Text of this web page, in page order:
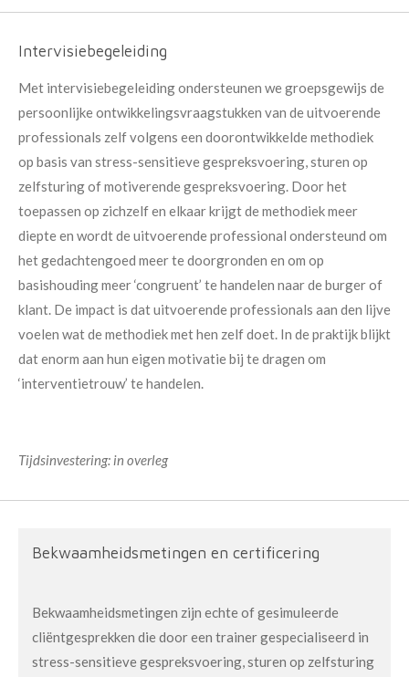
Intervisiebegeleiding
Met intervisiebegeleiding ondersteunen we groepsgewijs de
persoonlijke ontwikkelingsvraagstukken van de uitvoerende
professionals zelf volgens een doorontwikkelde methodiek
op basis van stress-sensitieve gespreksvoering, sturen op
zelfsturing of motiverende gespreksvoering. Door het
toepassen op zichzelf en elkaar krijgt de methodiek meer
diepte en wordt de uitvoerende professional ondersteund om
het gedachtengoed meer te doorgronden en om op
basishouding meer ‘congruent’ te handelen naar de burger of
klant. De impact is dat uitvoerende professionals aan den lijve
voelen wat de methodiek met hen zelf doet. In de praktijk blijkt
dat enorm aan hun eigen motivatie bij te dragen om
‘interventietrouw’ te handelen.
Tijdsinvestering: in overleg
Bekwaamheidsmetingen en certificering
Bekwaamheidsmetingen zijn echte of gesimuleerde
cliëntgesprekken die door een trainer gespecialiseerd in
stress-sensitieve gespreksvoering, sturen op zelfsturing